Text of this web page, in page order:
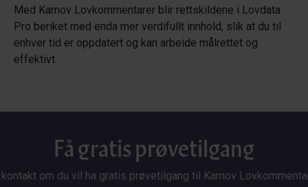
Med Karnov Lovkommentarer blir rettskildene i Lovdata
Pro beriket med enda mer verdifullt innhold, slik at du til
enhver tid er oppdatert og kan arbeide målrettet og
effektivt.
Få gratis prøvetilgang
kontakt om du vil ha gratis prøvetilgang til Karnov